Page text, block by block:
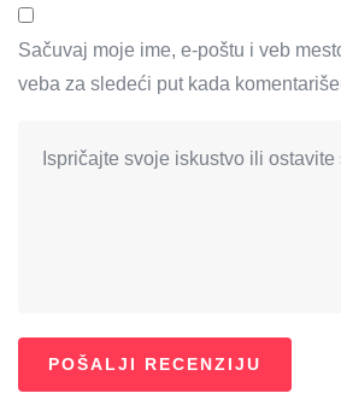
Sačuvaj moje ime, e-poštu i veb
veba za sledeći put kada